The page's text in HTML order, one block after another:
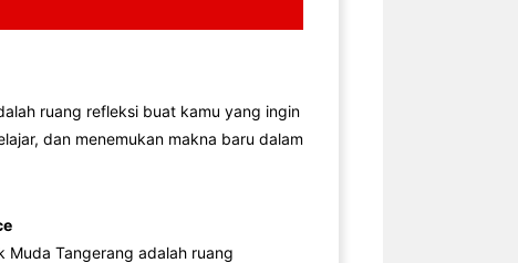
ruang refleksi buat kamu yang ingin
dan menemukan makna baru dalam
Muda Tangerang adalah ruang